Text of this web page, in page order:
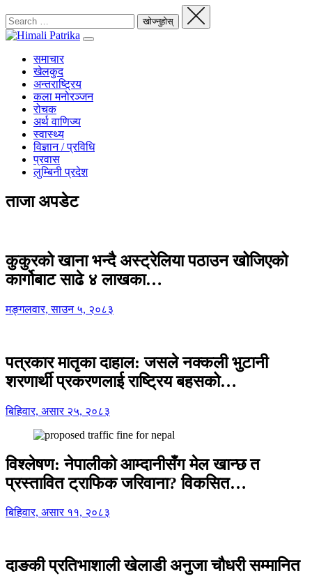
समाचार
खेलकुद
अन्तराष्ट्रिय
कला मनोरञ्जन
रोचक
अर्थ वाणिज्य
स्वास्थ्य
विज्ञान / प्रविधि
प्रवास
लुम्बिनी प्रदेश
ताजा अपडेट
कुकुरको खाना भन्दै अस्ट्रेलिया पठाउन खोजिएको
कार्गोबाट साढे ४ लाखका…
मङ्गलवार, साउन ५, २०८३
पत्रकार मातृका दाहाल: जसले नक्कली भुटानी
शरणार्थी प्रकरणलाई राष्ट्रिय बहसको…
बिहिवार, असार २५, २०८३
विश्लेषण: नेपालीको आम्दानीसँग मेल खान्छ त
प्रस्तावित ट्राफिक जरिवाना? विकसित…
बिहिवार, असार ११, २०८३
दाङकी प्रतिभाशाली खेलाडी अनुजा चौधरी सम्मानित